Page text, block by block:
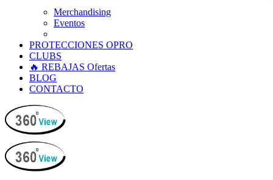
Merchandising
Eventos
PROTECCIONES OPRO
CLUBS
🔥 REBAJAS Ofertas
BLOG
CONTACTO